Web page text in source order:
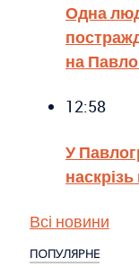
Одна
на
12:58
У
Всі новини
ПОПУЛЯРНЕ